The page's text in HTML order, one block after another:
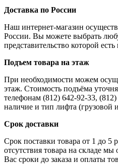
Доставка по России
Наш интернет-магазин
России. Вы можете выбрать
представительство которой
Подъем товара на этаж
При необходимости можем
этаж. Стоимость подъёма
телефонам (812) 642-92-33, (812)
наличие и тип лифта (грузовой
Срок доставки
Срок поставки товара от 1 до 5
отсутствия товара на складе
Вас сроки до заказа и оплаты